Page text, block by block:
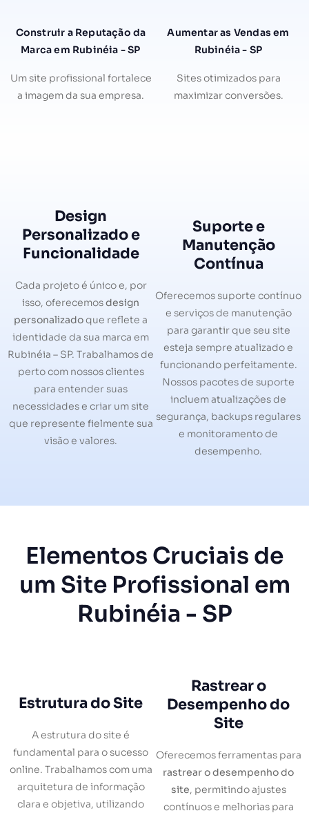
Construir a Reputação da
Marca em Rubinéia - SP
Um site profissional fortalece
a imagem da sua empresa.
Aumentar as Vendas em
Rubinéia - SP
Sites otimizados para
maximizar conversões.
Design
Personalizado e
Funcionalidade
Cada projeto é único e, por
isso, oferecemosdesign
personalizadoque reflete a
identidade da sua marca em
Rubinéia – SP. Trabalhamos de
perto com nossos clientes
para entender suas
necessidades e criar um site
que represente fielmente sua
visão e valores.
Suporte e
Manutenção
Contínua
Oferecemos suporte contínuo
e serviços de manutenção
para garantir que seu site
esteja sempre atualizado e
funcionando perfeitamente.
Nossos pacotes de suporte
incluem atualizações de
segurança, backups regulares
e monitoramento de
desempenho.
Elementos Cruciais de
um Site Profissional em
Rubinéia - SP
Estrutura do Site
A estrutura do site é
fundamental para o sucesso
online. Trabalhamos com uma
arquitetura de informação
clara e objetiva, utilizando
Rastrear o
Desempenho do
Site
Oferecemos ferramentas para
rastrear o desempenho do
site, permitindo ajustes
contínuos e melhorias para